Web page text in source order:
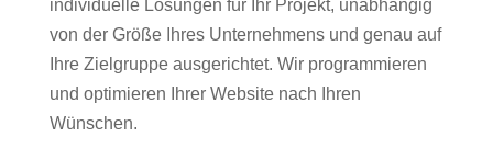
individuelle Lösungen für Ihr Projekt, unabhängig
von der Größe Ihres Unternehmens und genau auf
Ihre Zielgruppe ausgerichtet. Wir programmieren
und optimieren Ihrer Website nach Ihren
Wünschen.